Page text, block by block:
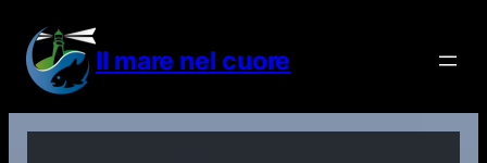
contenuto
Il mare nel cuore